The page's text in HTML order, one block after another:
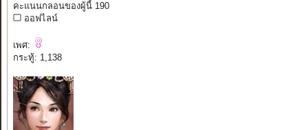
คะแนนกลอนของผู้นี้ 190
ออฟไลน์
เพศ:
กระทู้: 1,138